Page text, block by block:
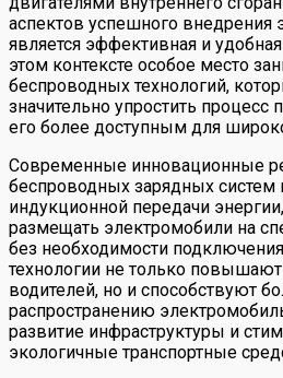
аспектов успешного внедрения
является эффективная и
этом контексте особое место
беспроводных технологий,
значительно упростить процесс
его более доступным для
Современные инновационные
беспроводных зарядных
индукционной передачи
размещать электромобили на
без необходимости
технологии не только
водителей, но и способствуют
распространению
развитие инфраструктуры и
экологичные транспортные